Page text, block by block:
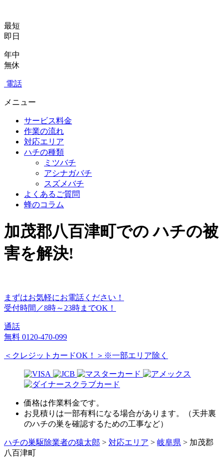
最短
即日
年中
無休
電話
メニュー
サービス料金
作業の流れ
対応エリア
ハチの種類
ミツバチ
アシナガバチ
スズメバチ
よくあるご質問
蜂のコラム
加茂郡八百津町での ハチの被
害を解決!
まずはお気軽にお電話ください！
受付時間／8時～23時までOK！
通話
無料 0120-470-099
＜クレジットカードOK！＞※一部エリア除く
価格は作業料金です。
お見積りは一部有料になる場合があります。（天井裏
のハチの巣を確認するための工事など）
ハチの巣駆除業者の猿太郎 > 対応エリア > 岐阜県 > 加茂郡
八百津町